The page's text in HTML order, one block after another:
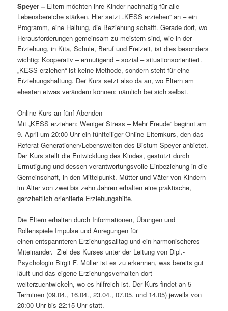
Speyer – Eltern möchten ihre Kinder nachhaltig für alle
Lebensbereiche stärken. Hier setzt „KESS erziehen“ an – ein
Programm, eine Haltung, die Beziehung schafft. Gerade dort, wo
Herausforderungen gemeinsam zu meistern sind, wie in der
Erziehung, in Kita, Schule, Beruf und Freizeit, ist dies besonders
wichtig: Kooperativ – ermutigend – sozial – situationsorientiert.
„KESS erziehen“ ist keine Methode, sondern steht für eine
Erziehungshaltung. Der Kurs setzt also da an, wo Eltern am
ehesten etwas verändern können: nämlich bei sich selbst.
Online-Kurs an fünf Abenden
Mit „KESS erziehen: Weniger Stress – Mehr Freude“ beginnt am
9. April um 20:00 Uhr ein fünfteiliger Online-Elternkurs, den das
Referat Generationen/Lebenswelten des Bistum Speyer anbietet.
Der Kurs stellt die Entwicklung des Kindes, gestützt durch
Ermutigung und dessen verantwortungsvolle Einbeziehung in die
Gemeinschaft, in den Mittelpunkt. Mütter und Väter von Kindern
im Alter von zwei bis zehn Jahren erhalten eine praktische,
ganzheitlich orientierte Erziehungshilfe.
Die Eltern erhalten durch Informationen, Übungen und
Rollenspiele Impulse und Anregungen für
einen entspannteren Erziehungsalltag und ein harmonischeres
Miteinander. Ziel des Kurses unter der Leitung von Dipl.-
Psychologin Birgit F. Müller ist es zu erkennen, was bereits gut
läuft und das eigene Erziehungsverhalten dort
weiterzuentwickeln, wo es hilfreich ist. Der Kurs findet an 5
Terminen (09.04., 16.04., 23.04., 07.05. und 14.05) jeweils von
20:00 Uhr bis 22:15 Uhr statt.